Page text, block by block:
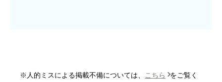
※人的ミスによる掲載不備については、 こちら
をご覧く